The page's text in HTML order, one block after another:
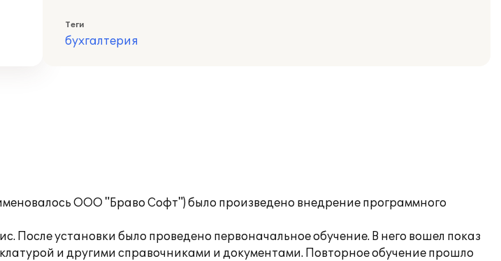
Теги
бухгалтерия
ООО "Браво Софт") было произведено внедрение программного
После установки было проведено первоначальное обучение. В него вошел показ
и другими справочниками и документами. Повторное обучение прошло